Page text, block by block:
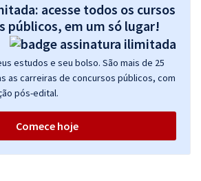
acesse todos os cursos
públicos, em um só lugar!
estudos e seu bolso. São mais de 25
as carreiras de concursos públicos, com
pós-edital.
Comece hoje